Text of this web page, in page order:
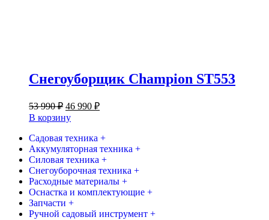
Снегоуборщик Champion ST553
53 990₽ Первоначальная
цена
составляла
53
990 ₽.
46 990 ₽Текущая
990 ₽.
В корзину
Садовая техника +
Аккумуляторная техника +
Силовая техника +
Снегоуборочная техника +
Расходные материалы +
Оснастка и комплектующие +
Запчасти +
Ручной садовый инструмент +